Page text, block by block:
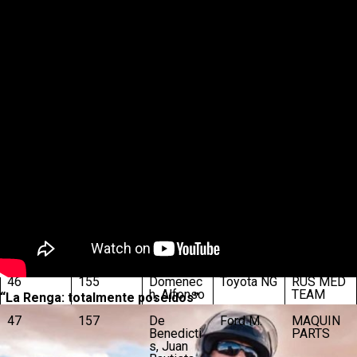
“La Renga: totalmente poseídos”
137
Scialchi,
Jeremias
46
155
Domenec
h, Alfonso
Toyota NG
RUS MED
TEAM
47
157
De
Benedicti
s, Juan
Ford M.
MAQUIN
PARTS